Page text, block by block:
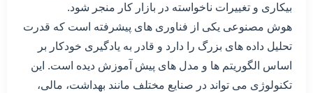
بیکاری و تغییرات ناخواسته در بازار کار منجر شود.
هوش مصنوعی یکی از فناوری های پیشرفته است که قدرت
تحلیل داده های بزرگ را دارد و قادر به یادگیری خودکار بر
اساس الگوریتم ها و مدل های پیش آموزش دیده است. این
تکنولوژی می تواند در صنایع مختلف مانند بهداشت، مالی،